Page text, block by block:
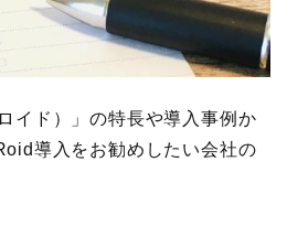
イド）」の特長や導入事例か
導入をお勧めしたい会社の